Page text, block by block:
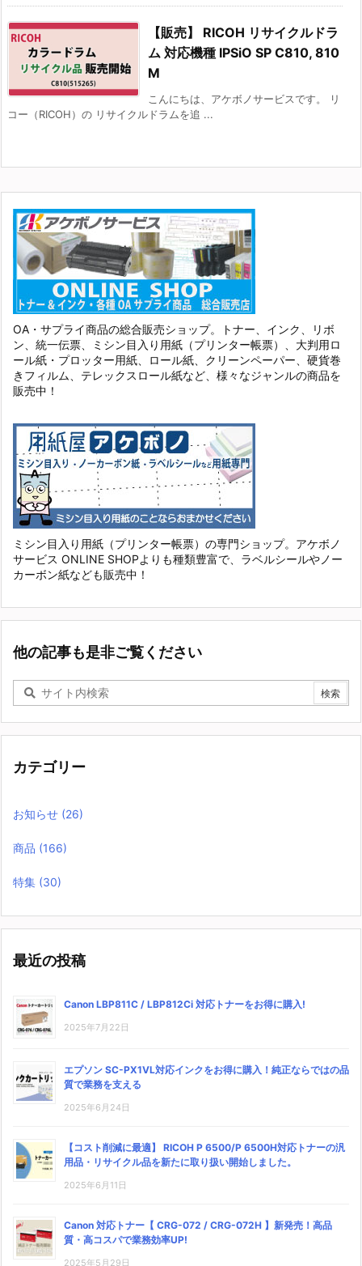
【販売】 RICOH リサイクルドラ
ム 対応機種 IPSiO SP C810, 810
M
こんにちは、アケボノサービスです。 リ
コー（RICOH）の リサイクルドラムを追 ...
OA・サプライ商品の総合販売ショップ。トナー、インク、リボ
ン、統一伝票、ミシン目入り用紙（プリンター帳票）、大判用ロ
ール紙・プロッター用紙、ロール紙、クリーンペーパー、硬貨巻
きフィルム、テレックスロール紙など、様々なジャンルの商品を
販売中！
ミシン目入り用紙（プリンター帳票）の専門ショップ。アケボノ
サービス ONLINE SHOPよりも種類豊富で、ラベルシールやノー
カーボン紙なども販売中！
他の記事も是非ご覧ください
カテゴリー
お知らせ (26)
商品 (166)
特集 (30)
最近の投稿
Canon LBP811C / LBP812Ci 対応トナーをお得に購入!
2025年7月22日
エプソン SC-PX1VL対応インクをお得に購入！純正ならではの品
質で業務を支える
2025年6月24日
【コスト削減に最適】 RICOH P 6500/P 6500H対応トナーの汎
用品・リサイクル品を新たに取り扱い開始しました。
2025年6月11日
Canon 対応トナー【 CRG-072 / CRG-072H 】新発売！高品
質・高コスパで業務効率UP!
2025年5月29日